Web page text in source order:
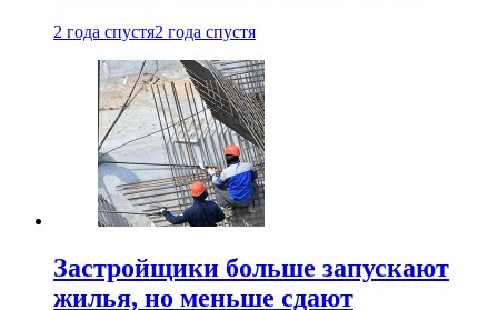
2 года спустя2 года спустя
Застройщики больше запускают
жилья, но меньше сдают